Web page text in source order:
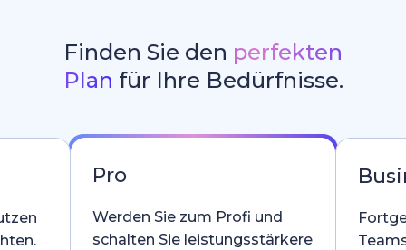
Finden Sie den perfekten
Plan für Ihre Bedürfnisse.
Pro
Werden Sie zum Profi und
schalten Sie leistungsstärkere